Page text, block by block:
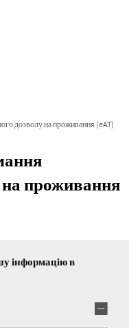
дозволу на проживання (eAT)
на проживання
інформацію в